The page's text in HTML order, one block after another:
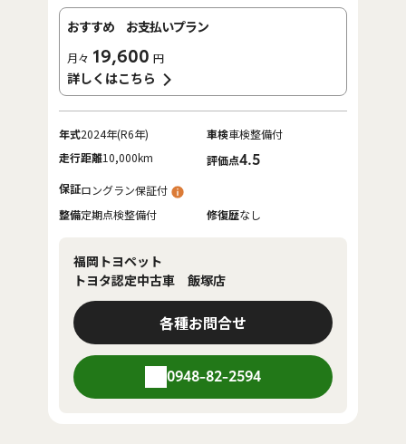
おすすめ お支払いプラン
月々 19,600 円
詳しくはこちら
年式2024年(R6年) 車検車検整備付
走行距離10,000km 評価点4.5
保証ロングラン保証付
整備定期点検整備付 修復歴なし
福岡トヨペット
トヨタ認定中古車 飯塚店
各種お問合せ
0948-82-2594